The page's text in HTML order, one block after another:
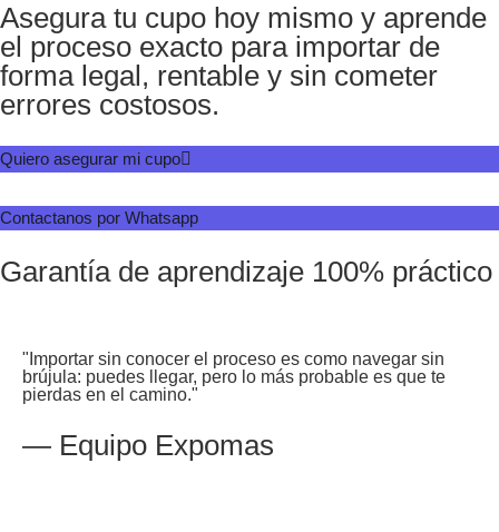
Asegura tu cupo hoy mismo y aprende
el proceso exacto para importar de
forma legal, rentable y sin cometer
errores costosos.
Quiero asegurar mi cupo
Contactanos por Whatsapp
Garantía de aprendizaje 100% práctico
"Importar sin conocer el proceso es como navegar sin
brújula: puedes llegar, pero lo más probable es que te
pierdas en el camino."
— Equipo Expomas